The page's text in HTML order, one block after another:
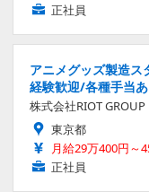
正社員
アニメグッズ製造
経験歓迎/各種手当あ
株式会社RIOT GROUP
東京都
月給29万400円～
正社員